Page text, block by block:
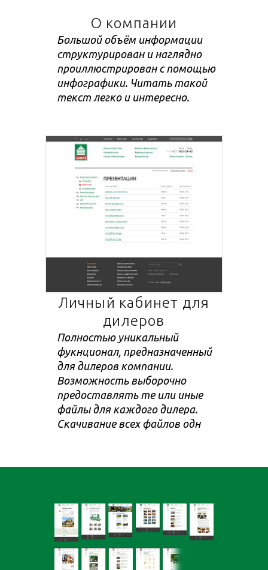
О компании
Большой объём информации
структурирован и наглядно
проиллюстрирован с помощью
инфографики. Читать такой
текст легко и интересно.
Личный кабинет для
дилеров
Полностью уникальный
фукнционал, предназначенный
для дилеров компании.
Возможность выборочно
предоставлять те или иные
файлы для каждого дилера.
Скачивание всех файлов одн